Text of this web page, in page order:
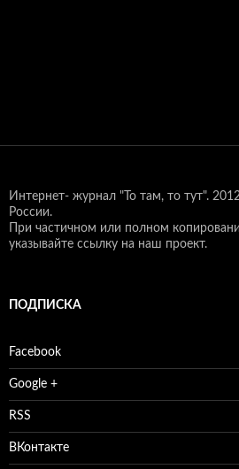
Интернет- журнал "То там, то тут".
России.
При частичном или полном
указывайте ссылку на наш проект.
ПОДПИСКА
Facebook
Google +
RSS
ВКонтакте